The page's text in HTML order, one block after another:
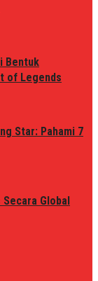
Bentuk
of Legends
Star: Pahami 7
Global